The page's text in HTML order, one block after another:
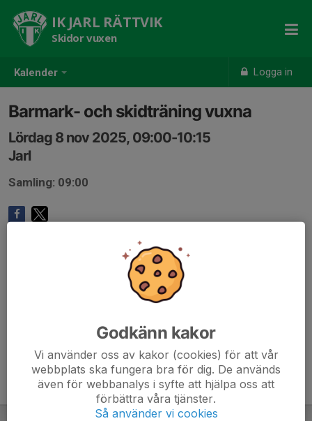
Kalender Logga in
IK JARL RÄTTVIK
Skidor vuxen
Barmark- och skidträning vuxna
Lördag 8 nov 2025, 09:00-10:15
Jarl
Samling: 09:00
Godkänn kakor
Vi använder oss av kakor (cookies) för att vår
webbplats ska fungera bra för dig. De används
även för webbanalys i syfte att hjälpa oss att
förbättra våra tjänster.
Så använder vi cookies